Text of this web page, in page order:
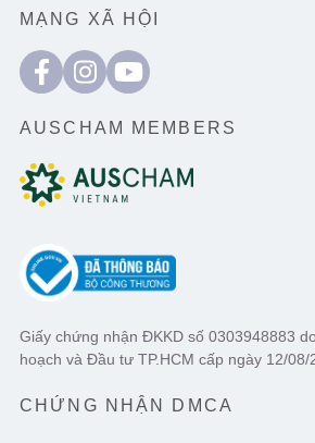
MẠNG XÃ HỘI
AUSCHAM MEMBERS
Giấy chứng nhận ĐKKD số 0303948883
hoạch và Đầu tư TP.HCM cấp ngày 12/08/
CHỨNG NHẬN DMCA